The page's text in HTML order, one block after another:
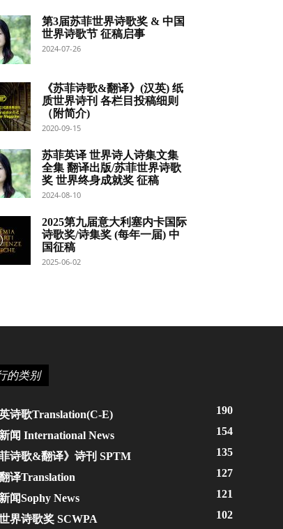
第3届苏菲世界诗歌奖 & 中国
世界诗歌节 征稿启事
2024-07-26
《苏菲诗歌&翻译》(汉英) 纸
质世界诗刊 各栏目投稿细则
（附简介)
2020-09-15
苏菲英译 世界诗人诗集文集
全集 翻译出版/苏菲世界诗歌
奖 世界终身成就奖 征稿
2024-08-10
2025第九届意大利塞内卡国际
诗歌奖/诗集奖 (每年一届) 中
国征稿
2025-06-02
的类别
诗歌Translation(C-E) 190
闻 International News 154
菲诗歌&翻译》诗刊 SPTM 135
译Translation 127
闻Sophy News 121
界诗歌奖 SCWPA 102